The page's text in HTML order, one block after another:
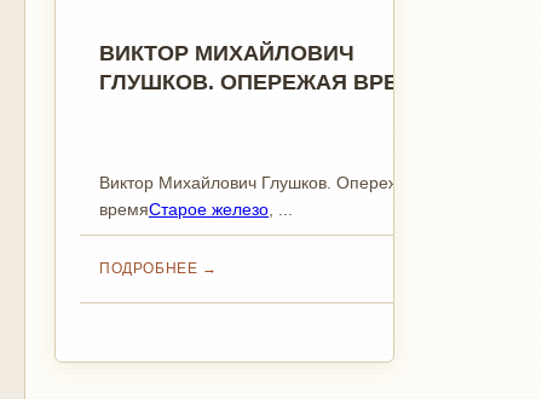
ВИКТОР МИХАЙЛОВИЧ
ГЛУШКОВ. ОПЕРЕЖАЯ ВРЕМЯ
Виктор Михайлович Глушков. Опережая
времяСтарое железо
ПОДРОБНЕЕ